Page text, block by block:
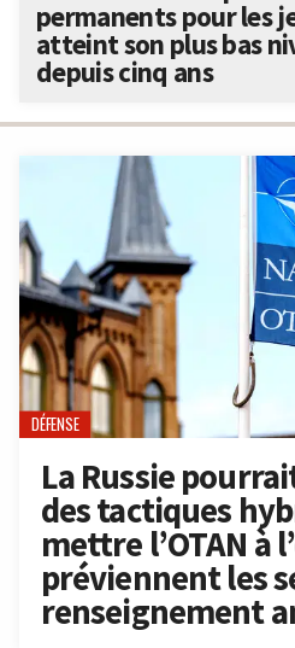
DÉFENSE
La Russie
des tactiques
mettre l’OTAN à
préviennent les
renseignement
permanents pour les
atteint son plus bas
depuis cinq ans